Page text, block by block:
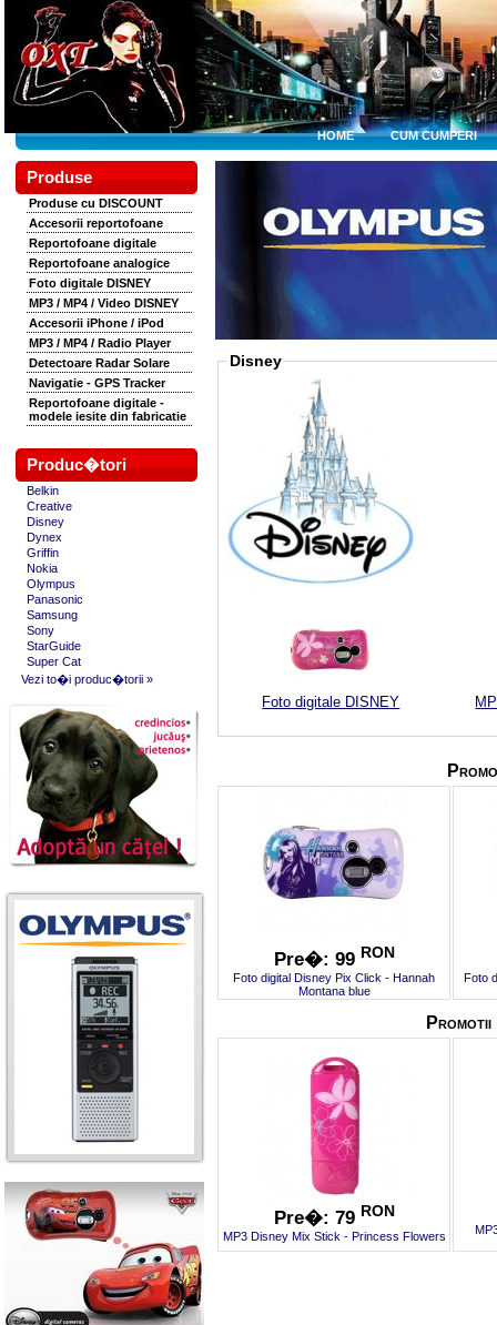
HOME CUM CUMPERI
Produse
Produse cu DISCOUNT
Accesorii reportofoane
Reportofoane digitale
Reportofoane analogice
Foto digitale DISNEY
MP3 / MP4 / Video DISNEY
Accesorii iPhone / iPod
MP3 / MP4 / Radio Player
Detectoare Radar Solare
Navigatie - GPS Tracker
Reportofoane digitale -
modele iesite din fabricatie
Produc�tori
Belkin
Creative
Disney
Dynex
Griffin
Nokia
Olympus
Panasonic
Samsung
Sony
StarGuide
Super Cat
Vezi to�i produc�torii »
Disney
Foto digitale DISNEY
Pre�: 99 RON
Foto digital Disney Pix Click - Hannah
Montana blue
Foto
Pre�: 79 RON
MP3 Disney Mix Stick - Princess Flowers